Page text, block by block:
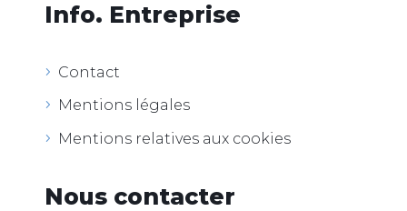
Info. Entreprise
Contact
Mentions légales
Mentions relatives aux cookies
Nous contacter